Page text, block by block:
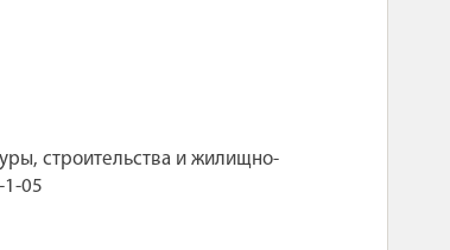
строительства и жилищно-
1-05